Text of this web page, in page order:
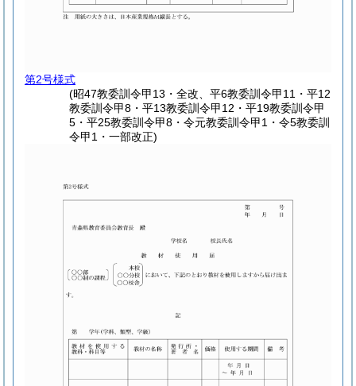
第2号様式
(昭47教委訓令甲13・全改、平6教委訓令甲11・平12
教委訓令甲8・平13教委訓令甲12・平19教委訓令甲
5・平25教委訓令甲8・令元教委訓令甲1・令5教委訓
令甲1・一部改正)